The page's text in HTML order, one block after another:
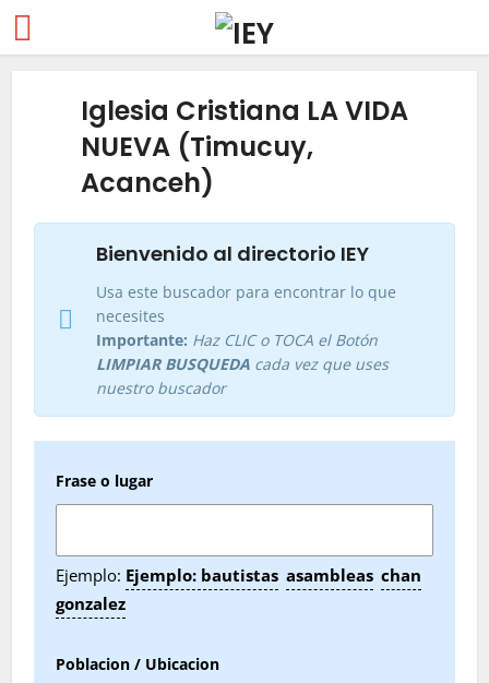
Iglesia Cristiana LA VIDA
NUEVA (Timucuy,
Acanceh)
Bienvenido al directorio IEY
Usa este buscador para encontrar lo que
necesites
Importante: Haz CLIC o TOCA el Botón
LIMPIAR BUSQUEDA cada vez que uses
nuestro buscador
Frase o lugar
Ejemplo: Ejemplo: bautistas asambleas chan
gonzalez
Poblacion / Ubicacion